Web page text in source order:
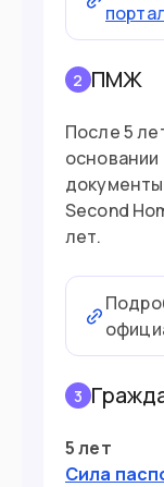
2 ПМЖ
После 5
Second
лет.
3
5 лет
Сила